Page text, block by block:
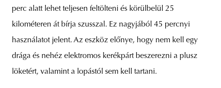
perc alatt lehet teljesen feltölteni és körülbelül 25
kilométeren át bírja szusszal. Ez nagyjából 45 percnyi
használatot jelent. Az eszköz előnye, hogy nem kell egy
drága és nehéz elektromos kerékpárt beszerezni a plusz
löketért, valamint a lopástól sem kell tartani.